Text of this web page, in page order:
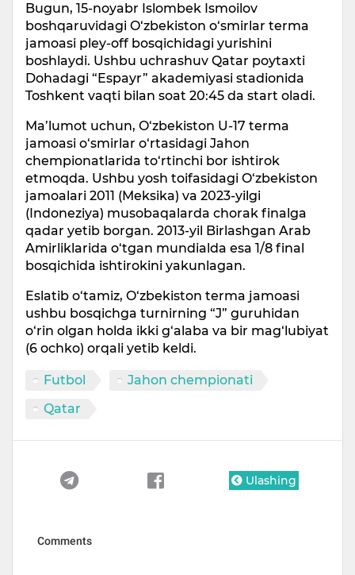
Bugun, 15-noyabr Islombek Ismoilov
boshqaruvidagi O‘zbekiston o‘smirlar terma
jamoasi pley-off bosqichidagi yurishini
boshlaydi. Ushbu uchrashuv Qatar poytaxti
Dohadagi “Espayr” akademiyasi stadionida
Toshkent vaqti bilan soat 20:45 da start oladi.
Ma’lumot uchun, O‘zbekiston U-17 terma
jamoasi o‘smirlar o‘rtasidagi Jahon
chempionatlarida to‘rtinchi bor ishtirok
etmoqda. Ushbu yosh toifasidagi O‘zbekiston
jamoalari 2011 (Meksika) va 2023-yilgi
(Indoneziya) musobaqalarda chorak finalga
qadar yetib borgan. 2013-yil Birlashgan Arab
Amirliklarida o‘tgan mundialda esa 1/8 final
bosqichida ishtirokini yakunlagan.
Eslatib o‘tamiz, O‘zbekiston terma jamoasi
ushbu bosqichga turnirning “J” guruhidan
o‘rin olgan holda ikki g‘alaba va bir mag‘lubiyat
(6 ochko) orqali yetib keldi.
Futbol
Jahon chempionati
Qatar
Ulashing